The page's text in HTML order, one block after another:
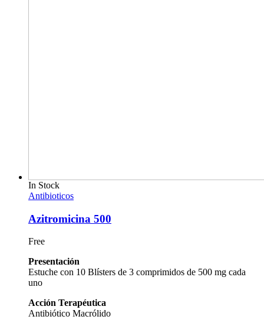
In Stock
Antibioticos
Azitromicina 500
Free
Presentación
Estuche con 10 Blísters de 3 comprimidos de 500 mg cada
uno
Acción Terapéutica
Antibiótico Macrólido